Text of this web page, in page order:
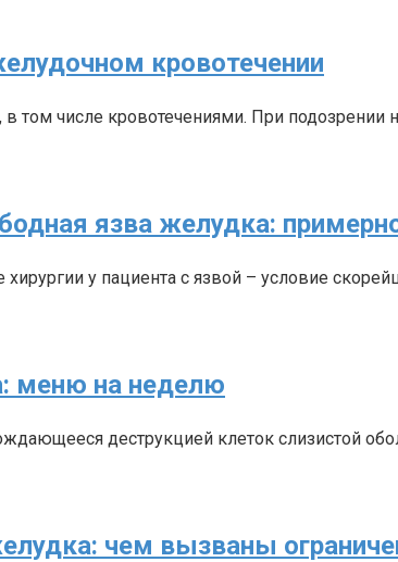
кровотечении
том числе кровотечениями. При подозрении
язва желудка:
хирургии у пациента с язвой – условие
меню на неделю
деструкцией клеток слизистой
чем вызваны